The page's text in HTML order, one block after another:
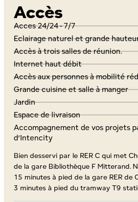
Accès
Acces 24/24 - 7/7
Eclairage naturel et grande
Accès à trois salles de réunion.
Internet haut débit
Accès aux personnes à mobilité
Grande cuisine et salle à manger
Jardin
Espace de livraison
Accompagnement de vos projets
d’Intencity
Bien desservi par le RER C qui met
de la gare Bibliothèque F Mitterand.
15 minutes à pied de la gare RER de
3 minutes à pied du tramway T9